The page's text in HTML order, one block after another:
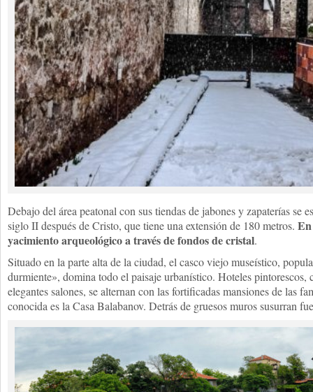
Debajo del área peatonal con sus tiendas de jabones y zapaterías se
siglo II después de Cristo, que tiene una extensión de 180 metros.
yacimiento arqueológico a través de fondos de cristal.
Situado en la parte alta de la ciudad, el casco viejo museístico,
durmiente», domina todo el paisaje urbanístico. Hoteles pintorescos,
elegantes salones, se alternan con las fortificadas mansiones de las
conocida es la Casa Balabanov. Detrás de gruesos muros susurran